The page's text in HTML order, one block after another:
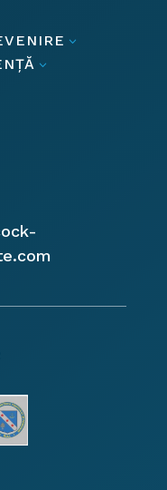
3
3